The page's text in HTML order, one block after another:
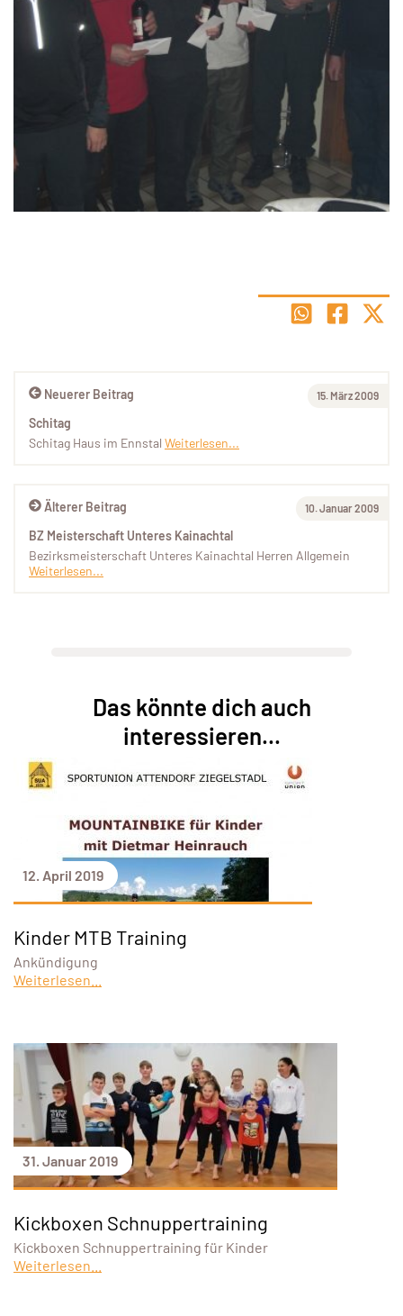
Älterer Beitrag 10. Januar 2009
BZ Meisterschaft Unteres Kainachtal
Bezirksmeisterschaft Unteres Kainachtal Herren Allgemein
Weiterlesen...
Neuerer Beitrag 15. März 2009
Schitag
Schitag Haus im Ennstal Weiterlesen...
Das könnte dich auch
interessieren...
12. April 2019
Kinder MTB Training
Ankündigung
Weiterlesen...
31. Januar 2019
Kickboxen Schnuppertraining
Kickboxen Schnuppertraining für Kinder
Weiterlesen...